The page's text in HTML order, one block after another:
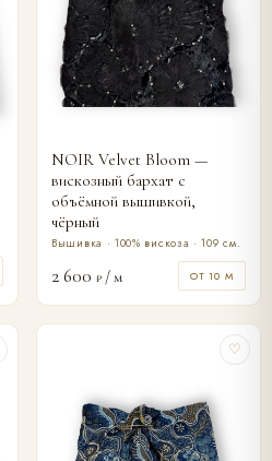
NOIR Velvet Bloom —
вискозный бархат с
объёмной вышивкой,
чёрный
Вышивка · 100% вискоза · 109 см.
2 600 ₽ / м ОТ 10 М
♡